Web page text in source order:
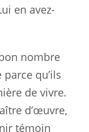
en avez-
nombre
qu’ils
de vivre.
d’œuvre,
témoin